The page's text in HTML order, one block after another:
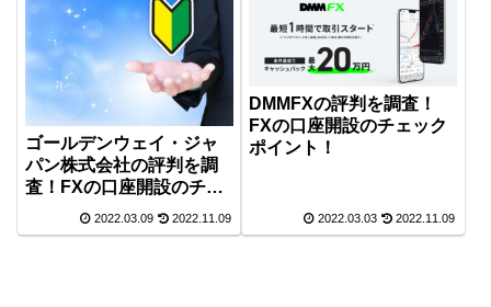
ゴールデンウェイ・ジャ
パン株式会社の評判を調
査！FXの口座開設のチェ
ックポイント！
2022.03.09 2022.11.09
DMMFXの評判を調査！
FXの口座開設のチェック
ポイント！
2022.03.03 2022.11.09